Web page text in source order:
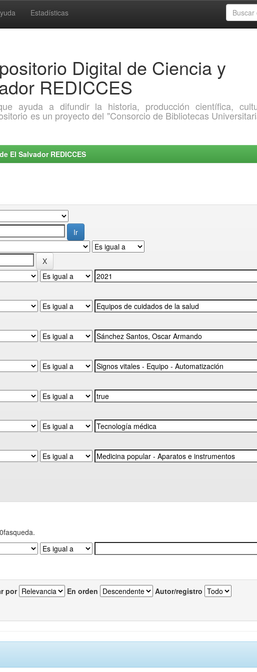
Estadísticas
Digital de Ciencia y
REDICCES
ayuda a difundir la historia, producción científica,
es un proyecto del "Consorcio de Bibliotecas
El Salvador REDICCES
por En orden Autor/registro